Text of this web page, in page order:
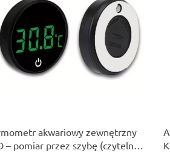
akwariowy zewnętrzny
– pomiar przez szybę (czytelny